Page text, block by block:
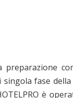
fase della
è